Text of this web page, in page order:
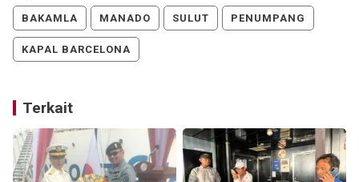
BAKAMLA MANADO SULUT PENUMPANG
KAPAL BARCELONA
Terkait